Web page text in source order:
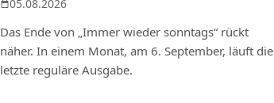
05.08.2026
Das Ende von „Immer wieder sonntags“ rückt
näher. In einem Monat, am 6. September, läuft die
letzte reguläre Ausgabe.